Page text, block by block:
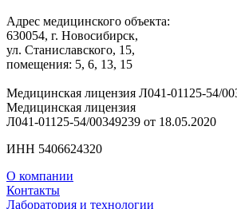
Адрес медицинского объекта:
630054, г. Новосибирск,
ул. Станиславского, 15,
помещения: 5, 6, 13, 15
Медицинская лицензия Л041-01125-54/
Медицинская лицензия
Л041-01125-54/00349239 от 18.05.2020
ИНН 5406624320
О компании
Контакты
Лаборатория и технологии